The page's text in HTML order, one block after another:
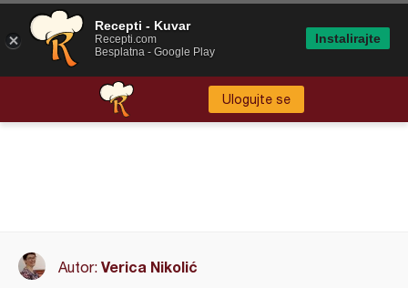
Ulogujte se
Autor: Verica Nikolić
Recepti - Kuvar
Recepti.com
Besplatna - Google Play
Instalirajte